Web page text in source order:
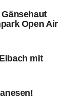
Nachname,
und der
bei der
Corona-
Metern. Bei
Open Air
mit